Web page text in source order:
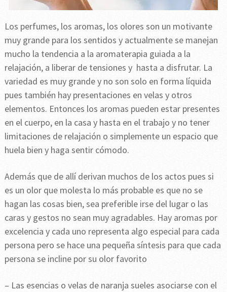
Los perfumes, los aromas, los olores son un motivante
muy grande para los sentidos y actualmente se manejan
mucho la tendencia a la aromaterapia guiada a la
relajación, a liberar de tensiones y hasta a disfrutar. La
variedad es muy grande y no son solo en forma líquida
pues también hay presentaciones en velas y otros
elementos. Entonces los aromas pueden estar presentes
en el cuerpo, en la casa y hasta en el trabajo y no tener
limitaciones de relajación o simplemente un espacio que
huela bien y haga sentir cómodo.
Además que de allí derivan muchos de los actos pues si
es un olor que molesta lo más probable es que no se
hagan las cosas bien, sea preferible irse del lugar o las
caras y gestos no sean muy agradables. Hay aromas por
excelencia y cada uno representa algo especial para cada
persona pero se hace una pequeña síntesis para que cada
persona se incline por su olor favorito
– Las esencias o velas de naranja sueles asociarse con el